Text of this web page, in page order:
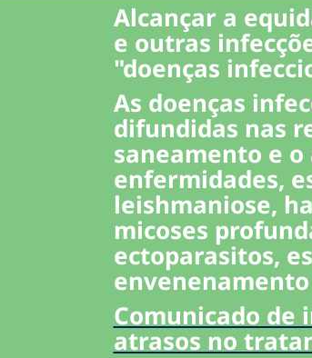
Alcançar a
e outras
"doenças
As doenças
difundidas nas
saneamento e o
enfermidades,
leishmaniose,
micoses
ectoparasitos,
Comunicado de
atrasos no